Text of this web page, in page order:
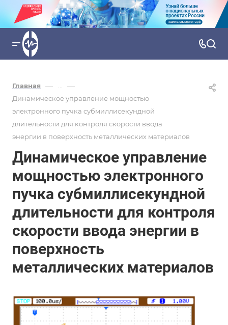
Главная — ... —
Динамическое управление мощностью
электронного пучка субмиллисекундной
длительности для контроля скорости ввода
энергии в поверхность металлических материалов
Динамическое управление
мощностью электронного
пучка субмиллисекундной
длительности для контроля
скорости ввода энергии в
поверхность
металлических материалов